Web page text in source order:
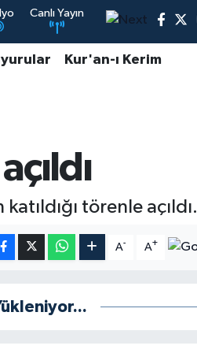
Canlı Yayın
Kur'an-ı Kerim
törenle açıldı.
A- A+